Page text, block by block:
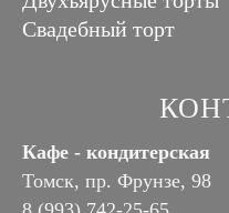
Свадебный торт
Кафе - кондитерская
Томск, пр. Фрунзе, 98